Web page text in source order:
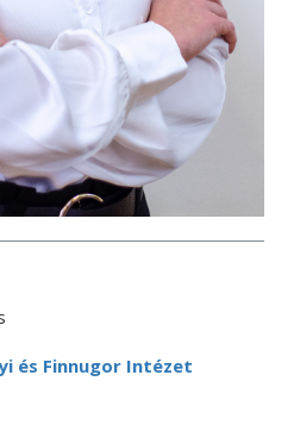
és Finnugor Intézet